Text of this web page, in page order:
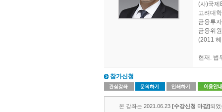
(사)국제
고려대
금융투
금융위
(2011
현재. 법
참가신청
본 강좌는 2021.06.23 [수강신청 마감]되